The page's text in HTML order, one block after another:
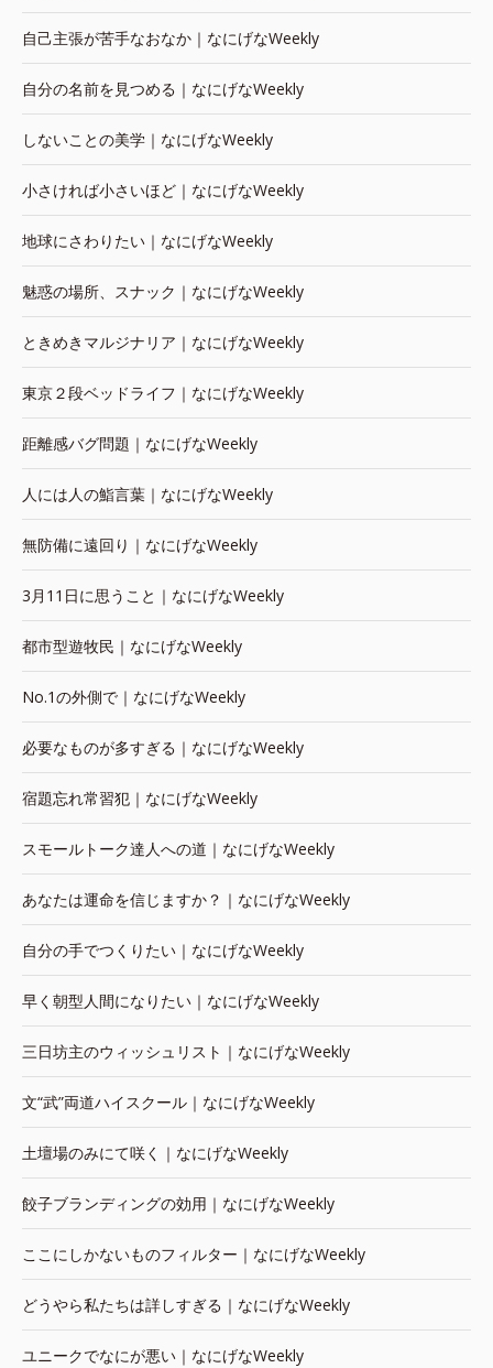
自己主張が苦手なおなか｜なにげなWeekly
自分の名前を見つめる｜なにげなWeekly
しないことの美学｜なにげなWeekly
小さければ小さいほど｜なにげなWeekly
地球にさわりたい｜なにげなWeekly
魅惑の場所、スナック｜なにげなWeekly
ときめきマルジナリア｜なにげなWeekly
東京２段ベッドライフ｜なにげなWeekly
距離感バグ問題｜なにげなWeekly
人には人の鮨言葉｜なにげなWeekly
無防備に遠回り｜なにげなWeekly
3月11日に思うこと｜なにげなWeekly
都市型遊牧民｜なにげなWeekly
No.1の外側で｜なにげなWeekly
必要なものが多すぎる｜なにげなWeekly
宿題忘れ常習犯｜なにげなWeekly
スモールトーク達人への道｜なにげなWeekly
あなたは運命を信じますか？｜なにげなWeekly
自分の手でつくりたい｜なにげなWeekly
早く朝型人間になりたい｜なにげなWeekly
三日坊主のウィッシュリスト｜なにげなWeekly
文“武”両道ハイスクール｜なにげなWeekly
土壇場のみにて咲く｜なにげなWeekly
餃子ブランディングの効用｜なにげなWeekly
ここにしかないものフィルター｜なにげなWeekly
どうやら私たちは詳しすぎる｜なにげなWeekly
ユニークでなにが悪い｜なにげなWeekly